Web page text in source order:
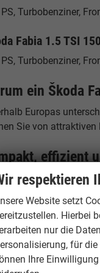
Turbobenziner,
Fabia 1.5 TSI
Turbobenziner,
ein Škoda
Europas
Sie von
effizient
Fabia
Hamburg
19
respektieren
Website setzt
Hierbei
nur die
für
Ihre